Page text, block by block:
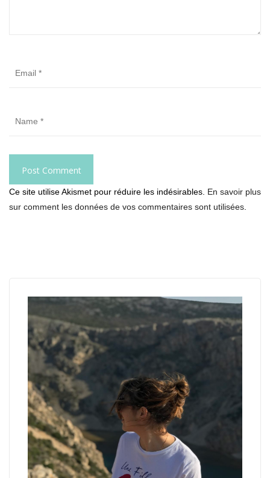
Ce site utilise Akismet pour réduire les indésirables. En savoir plus
sur comment les données de vos commentaires sont utilisées.